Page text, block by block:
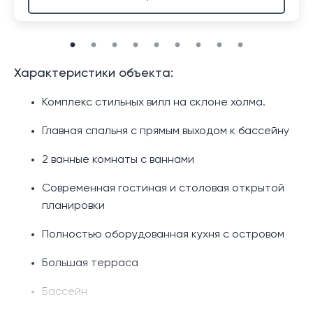
Характеристики объекта:
Комплекс стильных вилл на склоне холма.
Главная спальня с прямым выходом к бассейну
2 ванные комнаты с ваннами
Современная гостиная и столовая открытой
планировки
Полностью оборудованная кухня с островом
Большая терраса
Бассейн